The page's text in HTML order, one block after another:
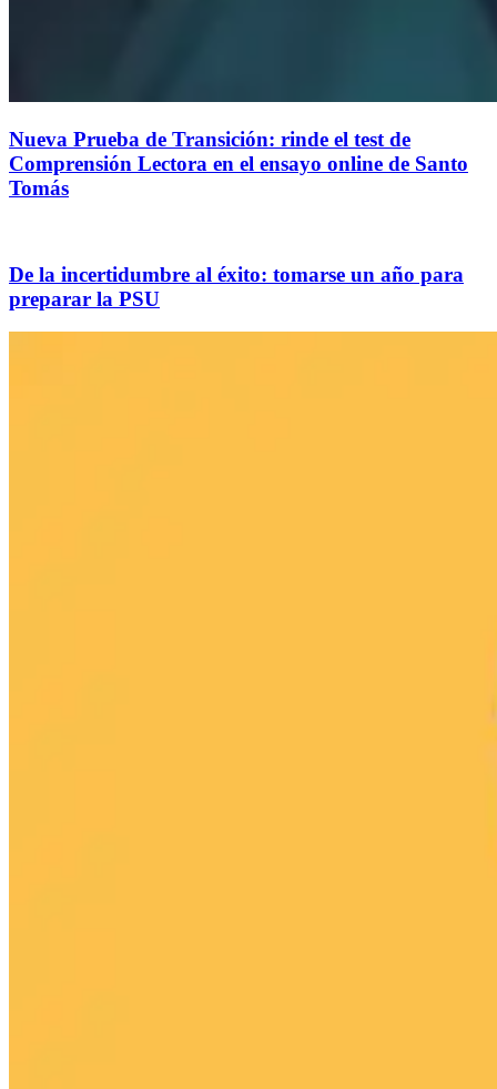
Nueva Prueba de Transición: rinde el test de
Comprensión Lectora en el ensayo online de Santo
Tomás
De la incertidumbre al éxito: tomarse un año para
preparar la PSU